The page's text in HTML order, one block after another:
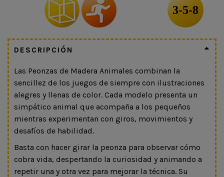
3-5-8
DESCRIPCIÓN
Las Peonzas de Madera Animales combinan la
sencillez de los juegos de siempre con ilustraciones
alegres y llenas de color. Cada modelo presenta un
simpático animal que acompaña a los pequeños
mientras experimentan con giros, movimientos y
desafíos de habilidad.
Basta con hacer girar la peonza para observar cómo
cobra vida, despertando la curiosidad y animando a
repetir una y otra vez para mejorar la técnica. Su